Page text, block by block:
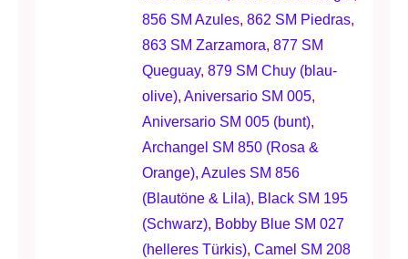
856 SM Azules, 862 SM Piedras,
863 SM Zarzamora, 877 SM
Queguay, 879 SM Chuy (blau-
olive), Aniversario SM 005,
Aniversario SM 005 (bunt),
Archangel SM 850 (Rosa &
Orange), Azules SM 856
(Blautöne & Lila), Black SM 195
(Schwarz), Bobby Blue SM 027
(helleres Türkis), Camel SM 208